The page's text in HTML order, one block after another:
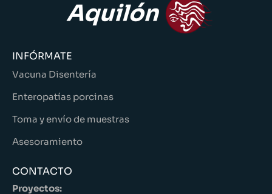
INFÓRMATE
Vacuna Disentería
Enteropatías porcinas
Toma y envío de muestras
Asesoramiento
CONTACTO
Proyectos: